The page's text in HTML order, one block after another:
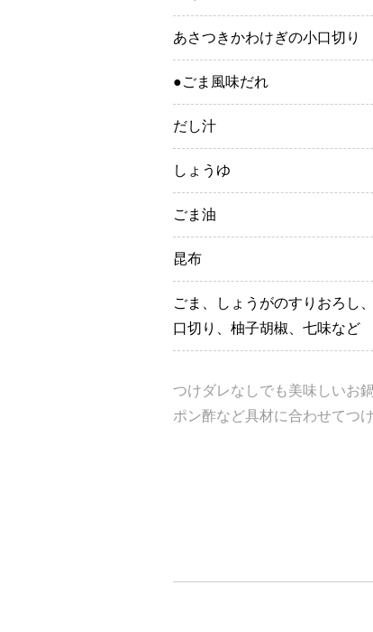
あさつきかわけぎの小口切り
●ごま風味だれ
だし汁
しょうゆ
ごま油
昆布
ごま、しょうがのすりおろし
口切り、柚子胡椒、七味など
つけダレなしでも美味しいお
ポン酢など具材に合わせてつ